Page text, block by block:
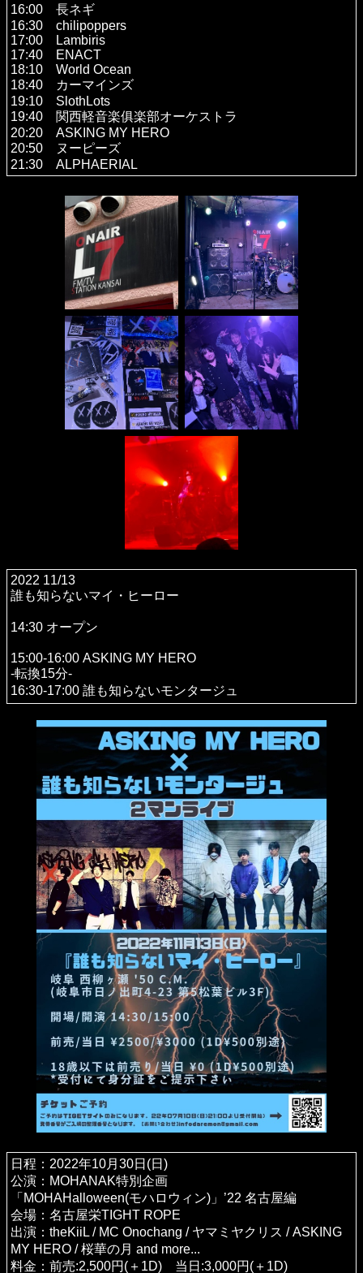
16:00 長ネギ
16:30 chilipoppers
17:00 Lambiris
17:40 ENACT
18:10 World Ocean
18:40 カーマインズ
19:10 SlothLots
19:40 関西軽音楽俱楽部オーケストラ
20:20 ASKING MY HERO
20:50 ヌーピーズ
21:30 ALPHAERIAL
2022 11/13
誰も知らないマイ・ヒーロー
14:30 オープン
15:00-16:00 ASKING MY HERO
-転換15分-
16:30-17:00 誰も知らないモンタージュ
日程：2022年10月30日(日)
公演：MOHANAK特別企画
「MOHAHalloween(モハロウィン)」’22 名古屋編
会場：名古屋栄TIGHT ROPE
出演：theKiiL / MC Onochang / ヤマミヤクリス / ASKING
MY HERO / 桜華の月 and more...
料金：前売:2,500円(＋1D) 当日:3,000円(＋1D)